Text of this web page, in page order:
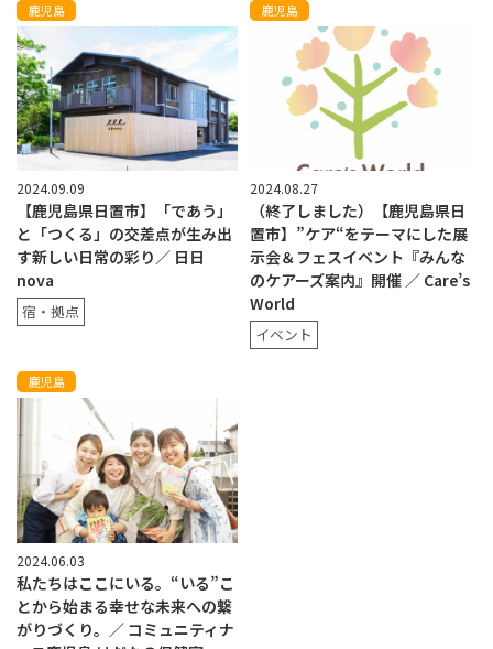
鹿児島
2024.09.09
【鹿児島県日置市】「であう」
と「つくる」の交差点が生み出
す新しい日常の彩り／ 日日
nova
宿・拠点
鹿児島
2024.08.27
（終了しました）【鹿児島県日
置市】”ケア“をテーマにした展
示会＆フェスイベント『みんな
のケアーズ案内』開催 ／ Care’s
World
イベント
鹿児島
2024.06.03
私たちはここにいる。“いる”こ
とから始まる幸せな未来への繋
がりづくり。／ コミュニティナ